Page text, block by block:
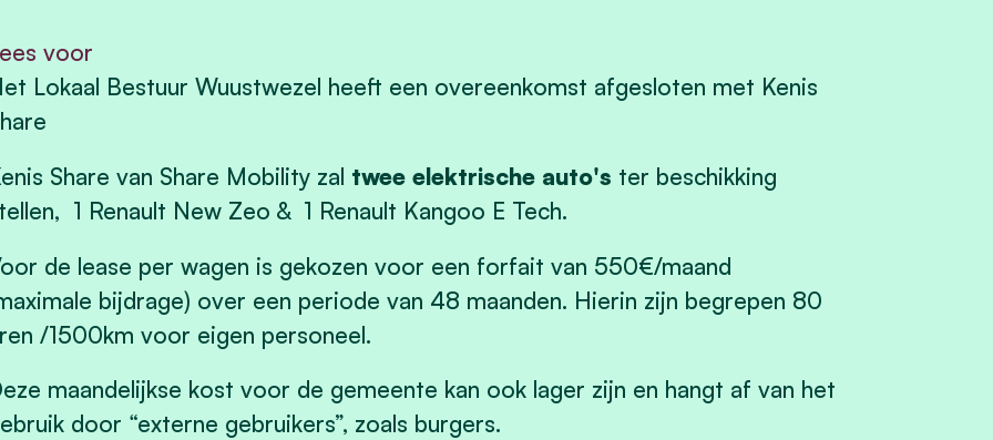
voor
Lokaal Bestuur Wuustwezel heeft een overeenkomst afgesloten met Kenis
Share van Share Mobility zal twee elektrische auto's ter beschikking
1 Renault New Zeo & 1 Renault Kangoo E Tech.
de lease per wagen is gekozen voor een forfait van 550€/maand
bijdrage) over een periode van 48 maanden. Hierin zijn begrepen 80
/1500km voor eigen personeel.
maandelijkse kost voor de gemeente kan ook lager zijn en hangt af van het
door “externe gebruikers”, zoals burgers.